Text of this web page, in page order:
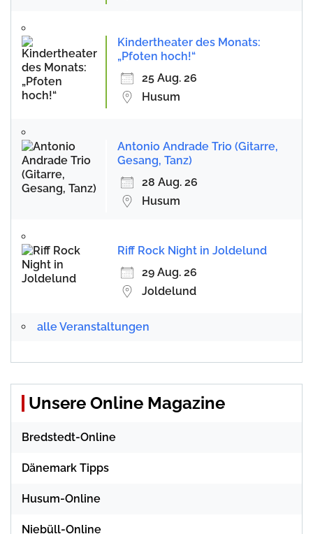
Kindertheater des Monats:
„Pfoten hoch!“
25 Aug. 26
Husum
Antonio Andrade Trio (Gitarre,
Gesang, Tanz)
28 Aug. 26
Husum
Riff Rock Night in Joldelund
29 Aug. 26
Joldelund
alle Veranstaltungen
Unsere Online Magazine
Bredstedt-Online
Dänemark Tipps
Husum-Online
Niebüll-Online